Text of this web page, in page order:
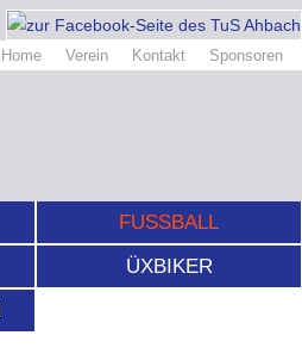
Home Verein Kontakt Sponsoren
FUSSBALL
ÜXBIKER